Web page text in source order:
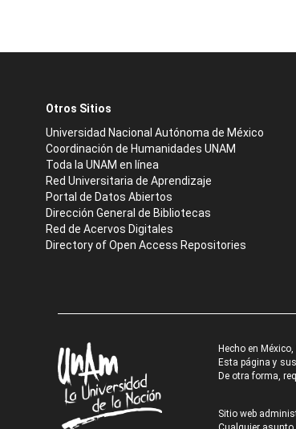
Otros Sitios
Universidad Nacional Autónoma de México
Coordinación de Humanidades UNAM
Toda la UNAM en línea
Red Universitaria de Aprendizaje
Portal de Datos Abiertos
Dirección General de Bibliotecas
Red de Acervos Digitales
Directory of Open Access Repositories
Hecho en
Esta página y
De otra forma,
Sitio web